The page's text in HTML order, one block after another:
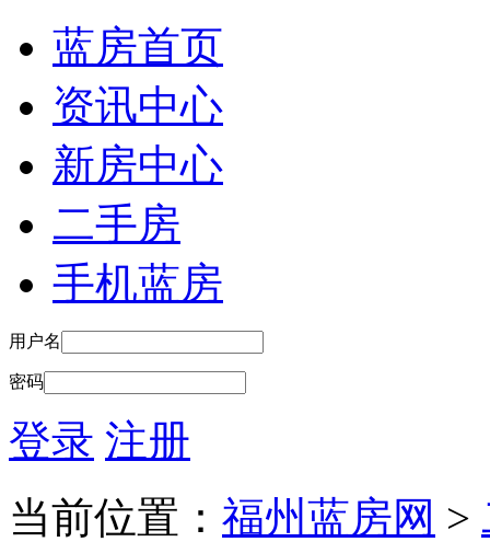
蓝房首页
资讯中心
新房中心
二手房
手机蓝房
用户名
密码
登录 注册
当前位置： 福州蓝房网 >